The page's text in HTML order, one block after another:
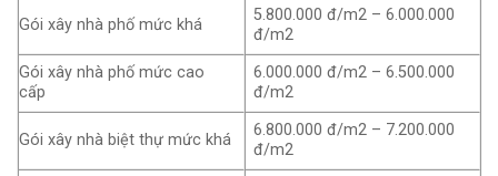
Gói xây nhà phố mức khá
5.800.000 đ/m2 – 6.000.000
đ/m2
Gói xây nhà phố mức cao
cấp
6.000.000 đ/m2 – 6.500.000
đ/m2
Gói xây nhà biệt thự mức khá
6.800.000 đ/m2 – 7.200.000
đ/m2